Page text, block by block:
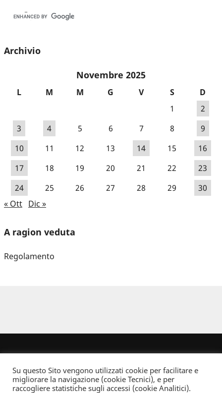
Archivio
Novembre 2025
L M M G V S
D
1
2
3
4 5 6 7 8
9
10
11 12 13 14 15
16
17
18 19 20 21 22
23
24
25 26 27 28 29
30
« Ott Dic »
A ragion veduta
Regolamento
Su questo Sito vengono utilizzati cookie per facilitare e
migliorare la navigazione (cookie Tecnici), e per
raccogliere statistiche sugli accessi (cookie Analitici).